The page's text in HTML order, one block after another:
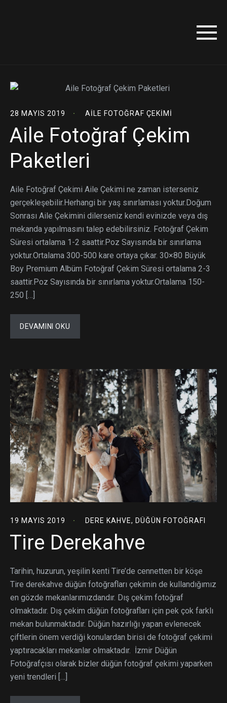
28 MAYIS 2019 AILE FOTOĞRAF ÇEKIMI
Aile Fotoğraf Çekim
Paketleri
Aile Fotoğraf Çekimi Aile Çekimi ne zaman isterseniz
gerçekleşebilir.Herhangi bir yaş sınırlaması yoktur.Doğum
Sonrası Aile Çekimini dilerseniz kendi evinizde veya dış
mekanda yapılmasını talep edebilirsiniz. Fotoğraf Çekim
Süresi ortalama 1-2 saattir.Poz Sayısında bir sınırlama
yoktur.Ortalama 300-500 kare ortaya çıkar. 30×80 Büyük
Boy Premium Albüm Fotoğraf Çekim Süresi ortalama 2-3
saattir.Poz Sayısında bir sınırlama yoktur.Ortalama 150-
250 […]
DEVAMINI OKU
19 MAYIS 2019 DERE KAHVE, DÜĞÜN FOTOĞRAFI
Tire Derekahve
Tarihin, huzurun, yeşilin kenti Tire’de cennetten bir köşe
Tire derekahve düğün fotoğrafları çekimin de kullandığımız
en gözde mekanlarımızdandır. Dış çekim fotoğraf
olmaktadır. Dış çekim düğün fotoğrafları için pek çok farklı
mekan bulunmaktadır. Düğün hazırlığı yapan evlenecek
çiftlerin önem verdiği konulardan birisi de fotoğraf çekimi
yaptıracakları mekanlar olmaktadır. İzmir Düğün
Fotoğrafçısı olarak bizler düğün fotoğraf çekimi yaparken
yeni trendleri […]